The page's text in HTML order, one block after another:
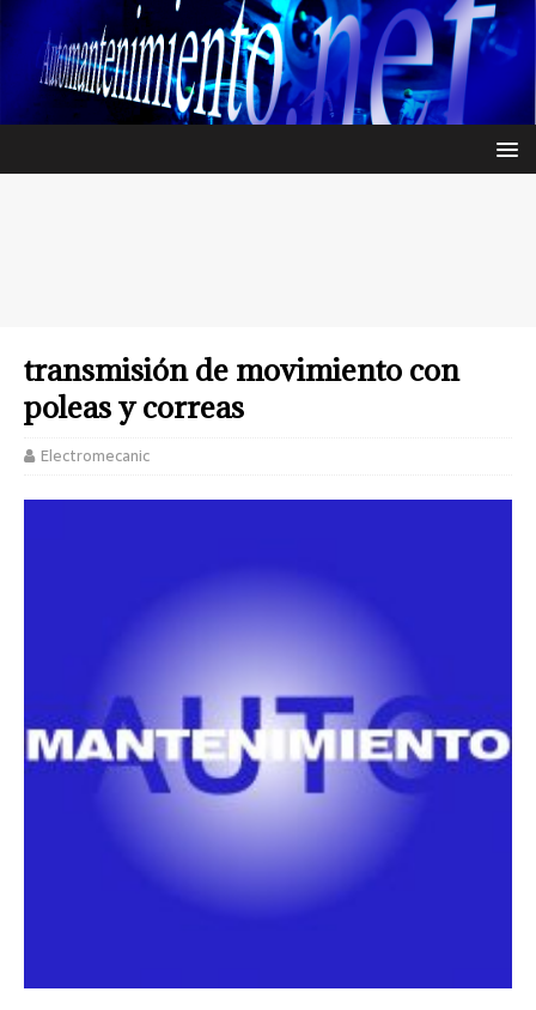
transmisión de movimiento con
poleas y correas
Electromecanic